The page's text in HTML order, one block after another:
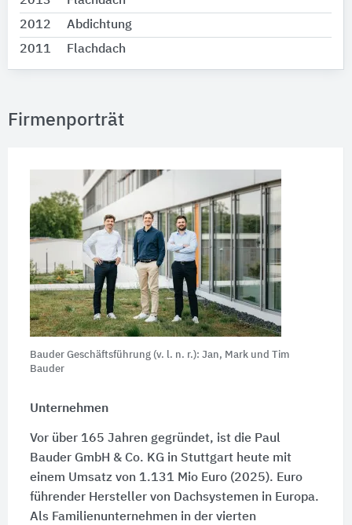
2012
Abdichtung
2011
Flachdach
Firmenporträt
Bauder Geschäftsführung (v. l. n. r.): Jan, Mark und Tim
Bauder
Unternehmen
Vor über 165 Jahren gegründet, ist die Paul
Bauder GmbH & Co. KG in Stuttgart heute mit
einem Umsatz von 1.131 Mio Euro (2025). Euro
führender Hersteller von Dachsystemen in Europa.
Als Familienunternehmen in der vierten